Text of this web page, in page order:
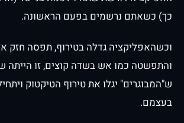
כך) כשאתם נרשמים בפעם הראשונה.
וכשהאפליקציה גדלה בטירוף, תפסה חזק
והתפשטה כמו אש בשדה קוצים, זו הייתה
ש"המבוגרים" יגלו את טירוף הטיקטוק
בעצמם.